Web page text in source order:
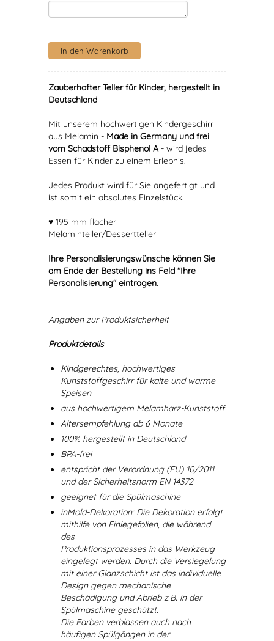
Zauberhafter Teller für Kinder, hergestellt in
Deutschland
Mit unserem hochwertigen Kindergeschirr
aus Melamin - Made in Germany und frei
vom Schadstoff Bisphenol A- wird jedes
Essen für Kinder zu einem Erlebnis.
Jedes Produkt wird für Sie angefertigt und
ist somit ein absolutes Einzelstück.
♥ 195 mm flacher
Melaminteller/Dessertteller
Ihre Personalisierungswünsche können Sie
am Ende der Bestellung ins Feld "Ihre
Personalisierung" eintragen.
Angaben zur Produktsicherheit
Produktdetails
Kindgerechtes, hochwertiges
Kunststoffgeschirr für kalte und warme
Speisen
aus hochwertigem Melamharz-Kunststoff
Altersempfehlung ab 6 Monate
100% hergestellt in Deutschland
BPA-frei
entspricht der Verordnung (EU) 10/2011
und der Sicherheitsnorm EN 14372
geeignet für die Spülmaschine
inMold-Dekoration: Die Dekoration erfolgt
mithilfe von Einlegefolien, die während
des
Produktionsprozesses in das Werkzeug
eingelegt werden. Durch die Versiegelung
mit einer Glanzschicht ist das individuelle
Design gegen mechanische
Beschädigung und Abrieb z.B. in der
Spülmaschine geschützt.
Die Farben verblassen auch nach
häufigen Spülgängen in der